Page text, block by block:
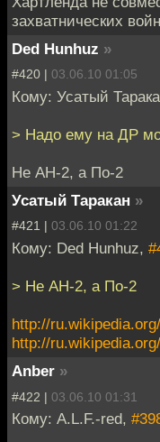
захватнических
Ded Hunhuz »
#420 | 03.06.10 01:05
Кому: Усатый
> Надо ему на ДР
Не АН-2, а По-2
Усатый Таракан »
#421 | 03.06.10 01:22
Кому: Ded Hunhuz,
> Не АН-2, а По-2
http://
http://
Anber »
#422 | 03.06.10 01:31
Кому: A.L.F.-red,